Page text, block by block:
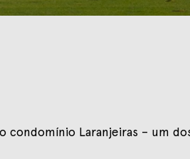
Laranjeiras – um